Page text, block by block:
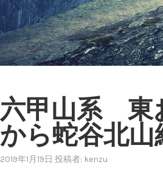
六甲山系 東
から蛇谷北
2019年1月19日 投稿者: kenzu